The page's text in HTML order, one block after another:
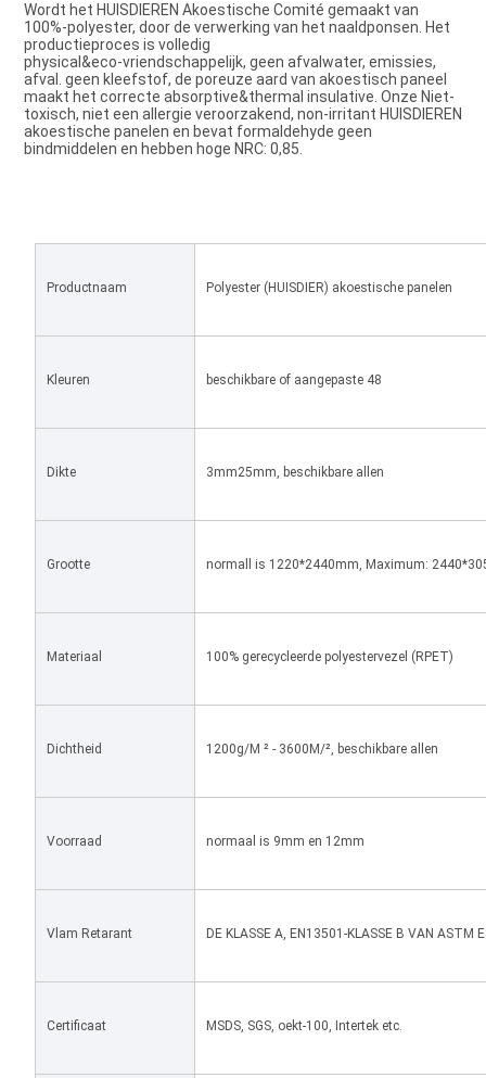
Wordt het HUISDIEREN Akoestische Comité gemaakt van
100%-polyester, door de verwerking van het naaldponsen. Het
productieproces is volledig
physical&eco-vriendschappelijk, geen afvalwater, emissies,
afval. geen kleefstof, de poreuze aard van akoestisch paneel
maakt het correcte absorptive&thermal insulative. Onze Niet-
toxisch, niet een allergie veroorzakend, non-irritant HUISDIEREN
akoestische panelen en bevat formaldehyde geen
bindmiddelen en hebben hoge NRC: 0,85.
Productnaam Polyester (HUISDIER) akoestische panelen
Kleuren beschikbare of aangepaste 48
Dikte 3mm25mm, beschikbare allen
Grootte normall is 1220*2440mm, Maximum:
Materiaal 100% gerecycleerde polyestervezel (RPET)
Dichtheid 1200g/M ² - 3600M/², beschikbare allen
Voorraad normaal is 9mm en 12mm
Vlam Retarant DE KLASSE A, EN13501-KLASSE B VAN ASTM
Certificaat MSDS, SGS, oekt-100, Intertek etc.